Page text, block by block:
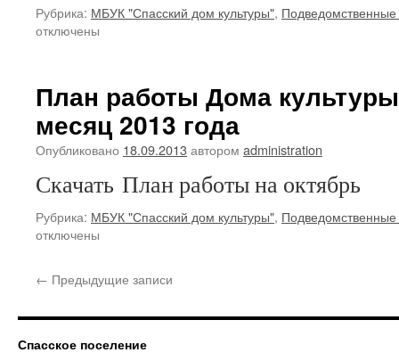
Рубрика: МБУК "Спасский дом культуры",
отключены
План работы Дома
месяц 2013 года
Опубликовано 18.09.2013автором administration
Скачать План работы на октябрь
Рубрика: МБУК "Спасский дом культуры",
отключены
← Предыдущие записи
Спасское поселение